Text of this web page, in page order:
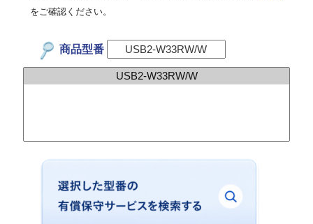
をご確認ください。
商品型番